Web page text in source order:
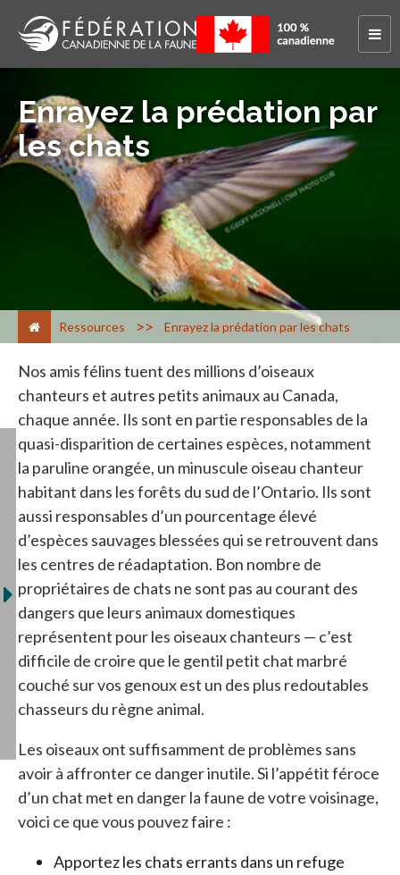
Enrayez la prédation par
les chats
Ressources > Enrayez la prédation par les chats
Nos amis félins tuent des millions d’oiseaux
chanteurs et autres petits animaux au Canada,
chaque année. Ils sont en partie responsables de la
quasi-disparition de certaines espèces, notamment
la paruline orangée, un minuscule oiseau chanteur
habitant dans les forêts du sud de l’Ontario. Ils sont
aussi responsables d’un pourcentage élevé
d’espèces sauvages blessées qui se retrouvent dans
les centres de réadaptation. Bon nombre de
propriétaires de chats ne sont pas au courant des
dangers que leurs animaux domestiques
représentent pour les oiseaux chanteurs — c’est
difficile de croire que le gentil petit chat marbré
couché sur vos genoux est un des plus redoutables
chasseurs du règne animal.
Les oiseaux ont suffisamment de problèmes sans
avoir à affronter ce danger inutile. Si l’appétit féroce
d’un chat met en danger la faune de votre voisinage,
voici ce que vous pouvez faire :
Apportez les chats errants dans un refuge